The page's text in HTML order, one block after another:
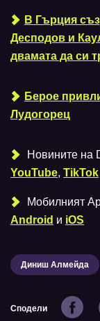
В Гърция
Десподов и
двамата да си
Берое
Лудогорец
Новините на
YouTube, TikTok
Мобилният
Android и iOS
Диниш Алмейда
Сподели